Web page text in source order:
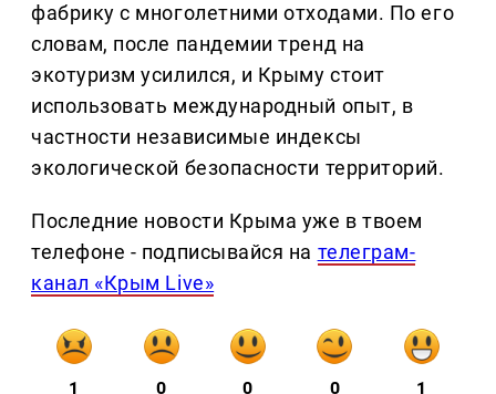
фабрику с многолетними отходами. По его
словам, после пандемии тренд на
экотуризм усилился, и Крыму стоит
использовать международный опыт, в
частности независимые индексы
экологической безопасности территорий.
Последние новости Крыма уже в твоем
телефоне - подписывайся на телеграм-
канал «Крым Live»
1 0 0 0 1